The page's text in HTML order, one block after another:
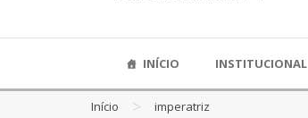
INÍCIO INSTITUCIONAL
Início > imperatriz